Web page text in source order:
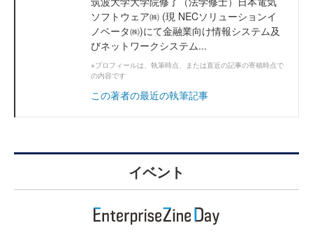
ソフトウェア㈱ (現 NECソリューションイ
ノベータ㈱)にて金融業向け情報システム及
びネットワークシステム...
※プロフィールは、執筆時点、または直近の記事の寄稿時点で
の内容です
この著者の最近の執筆記事
イベント